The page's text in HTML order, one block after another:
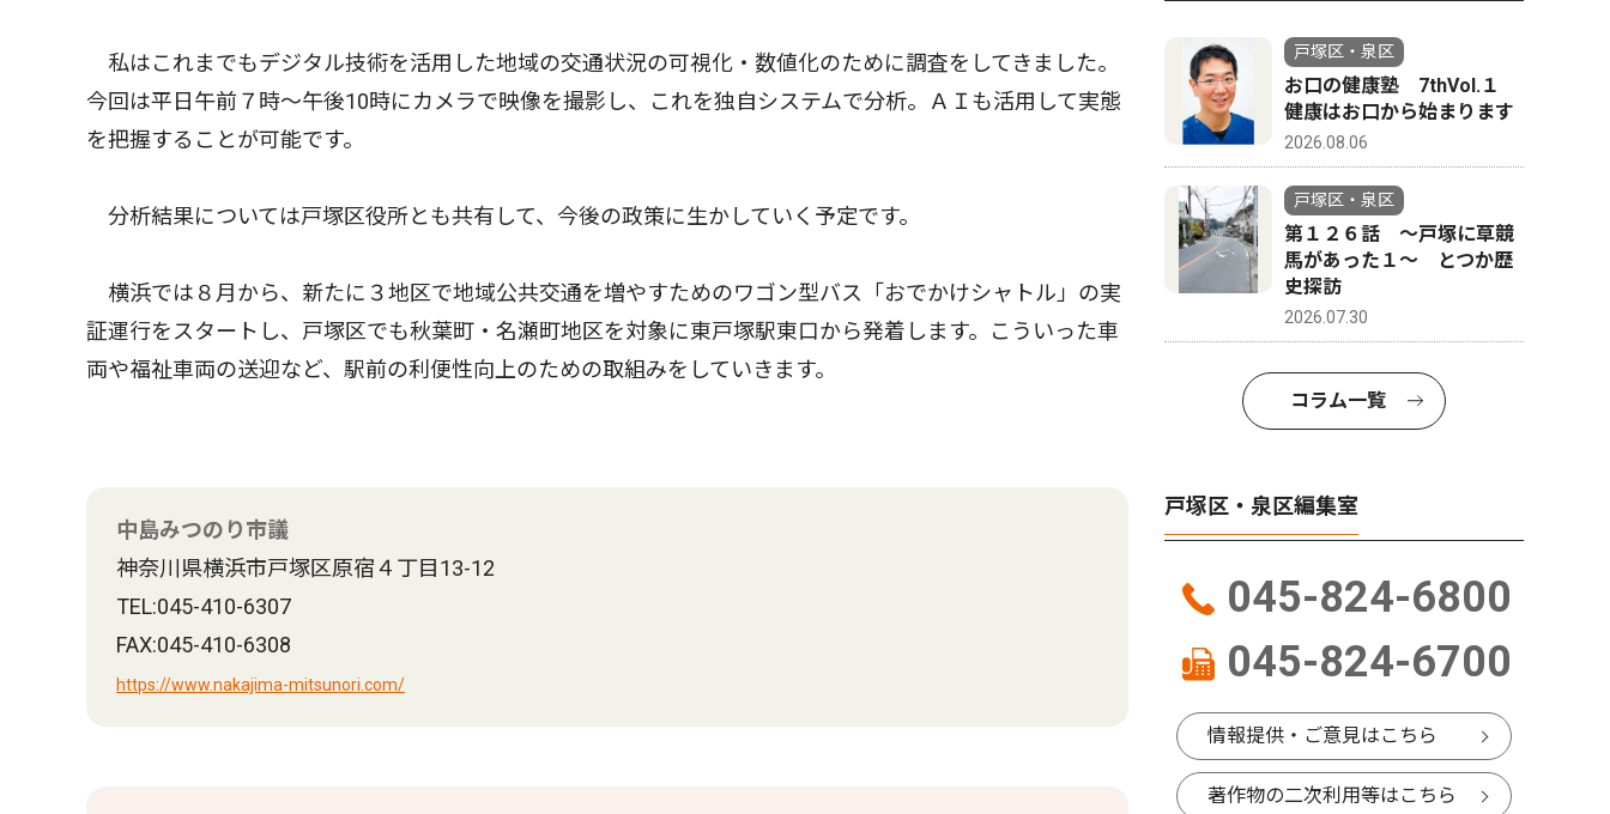
私はこれまでもデジタル技術を活用した地域の交通状況の可視化・数値化のために調査をしてきました。
今回は平日午前７時〜午後10時にカメラで映像を撮影し、これを独自システムで分析。ＡＩも活用して実態
を把握することが可能です。
分析結果については戸塚区役所とも共有して、今後の政策に生かしていく予定です。
横浜では８月から、新たに３地区で地域公共交通を増やすためのワゴン型バス「おでかけシャトル」の実
証運行をスタートし、戸塚区でも秋葉町・名瀬町地区を対象に東戸塚駅東口から発着します。こういった車
両や福祉車両の送迎など、駅前の利便性向上のための取組みをしていきます。
中島みつのり市議
神奈川県横浜市戸塚区原宿４丁目13-12
TEL:045-410-6307
FAX:045-410-6308
https://www.nakajima-mitsunori.com/
戸塚区・泉区
お口の健康塾 7thVol.１
健康はお口から始まります
2026.08.06
戸塚区・泉区
第１２６話 〜戸塚に草競
馬があった１〜 とつか歴
史探訪
2026.07.30
コラム一覧
戸塚区・泉区編集室
045-824-6800
045-824-6700
情報提供・ご意見はこちら
著作物の二次利用等はこちら